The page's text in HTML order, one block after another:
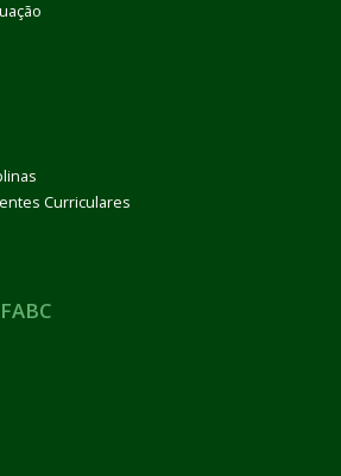
Curriculares